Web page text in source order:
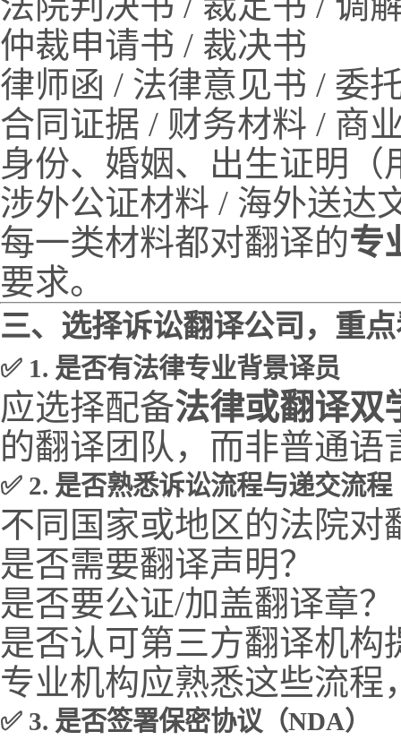
仲裁申请书 / 裁决书
律师函 / 法律意见书 / 委
合同证据 / 财务材料 / 商
身份、婚姻、出生证明（
涉外公证材料 / 海外送达
每一类材料都对翻译的专
要求。
三、选择诉讼翻译公司，重
✅ 1. 是否有法律专业背景译员
应选择配备法律或翻译双
的翻译团队，而非普通语
✅ 2. 是否熟悉诉讼流程与递交流程
不同国家或地区的法院对
是否需要翻译声明？
是否要公证/加盖翻译章？
是否认可第三方翻译机构
专业机构应熟悉这些流
✅ 3. 是否签署保密协议（NDA）